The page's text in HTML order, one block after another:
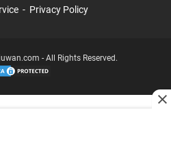
Privacy Policy
- All Rights Reserved.